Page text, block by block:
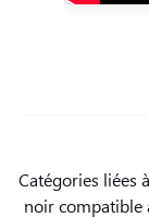
Catégories liées
noir compatible